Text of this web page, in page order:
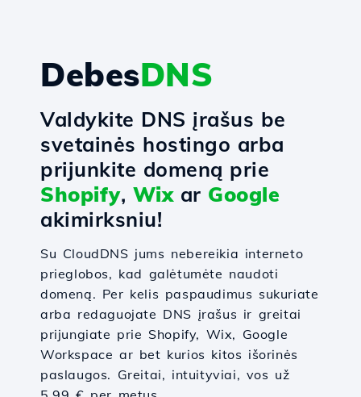
DebesDNS
Valdykite DNS įrašus be
svetainės hostingo arba
prijunkite domeną prie
Shopify, Wixar Google
akimirksniu!
Su CloudDNS jums nebereikia interneto
prieglobos, kad galėtumėte naudoti
domeną. Per kelis paspaudimus sukuriate
arba redaguojate DNS įrašus ir greitai
prijungiate prie Shopify, Wix, Google
Workspace ar bet kurios kitos išorinės
paslaugos. Greitai, intuityviai, vos už